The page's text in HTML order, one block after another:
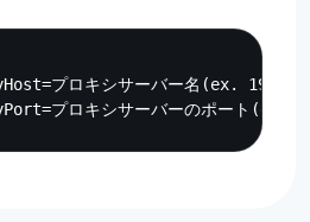
プロキシサーバー名(ex.